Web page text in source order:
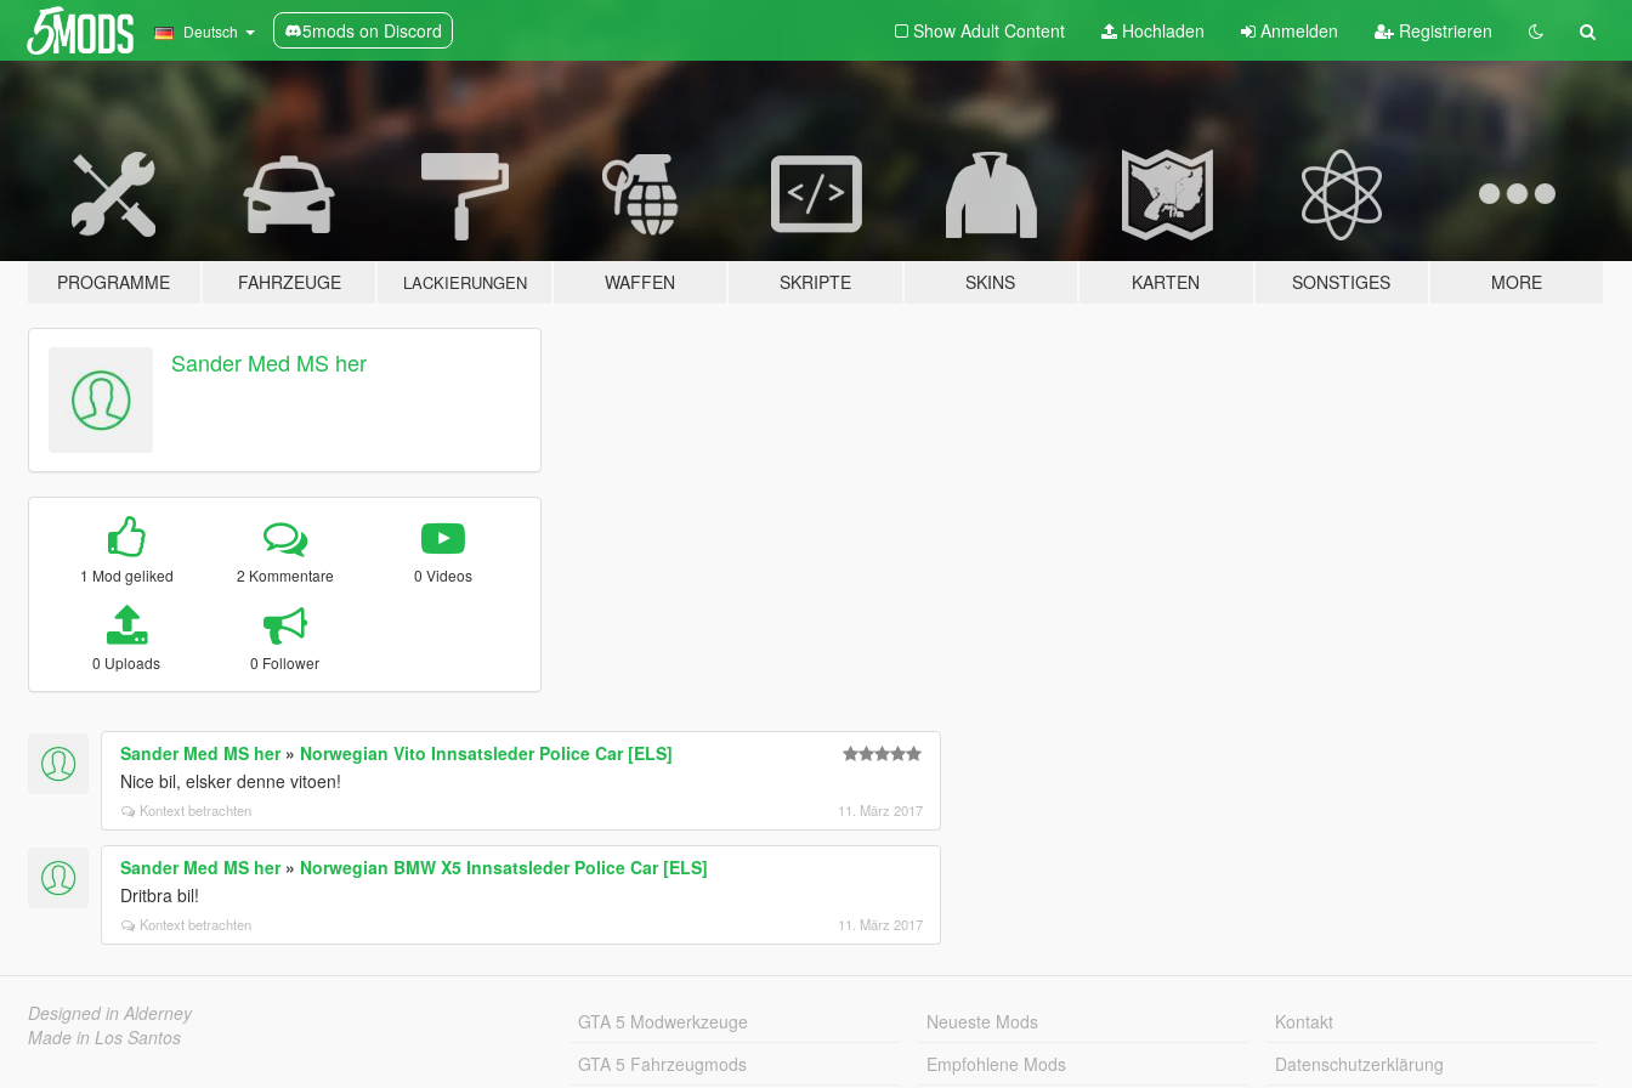
Deutsch 5mods on Discord Show Adult Content Hochladen Anmelden Registrieren
PROGRAMME FAHRZEUGE LACKIERUNGEN WAFFEN SKRIPTE SKINS KARTEN SONSTIGES MORE
Sander Med MS her
1 Mod geliked 2 Kommentare 0 Videos
0 Uploads 0 Follower
Sander Med MS her» Norwegian Vito Innsatsleder Police Car [ELS]
Nice bil, elsker denne vitoen!
Kontext betrachten 11. März 2017
Sander Med MS her» Norwegian BMW X5 Innsatsleder Police Car [ELS]
Dritbra bil!
Kontext betrachten 11. März 2017
Designed in Alderney
Made in Los Santos
GTA 5 Modwerkzeuge
GTA 5 Fahrzeugmods
Neueste Mods
Empfohlene Mods
Kontakt
Datenschutzerklärung